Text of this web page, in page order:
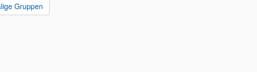
Gruppen